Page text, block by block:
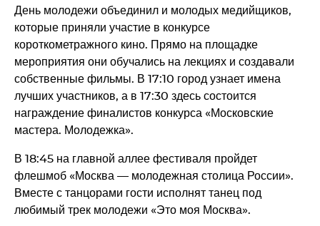
День молодежи объединил и молодых медийщиков,
которые приняли участие в конкурсе
короткометражного кино. Прямо на площадке
мероприятия они обучались на лекциях и создавали
собственные фильмы. В 17:10 город узнает имена
лучших участников, а в 17:30 здесь состоится
награждение финалистов конкурса «Московские
мастера. Молодежка».
В 18:45 на главной аллее фестиваля пройдет
флешмоб «Москва — молодежная столица России».
Вместе с танцорами гости исполнят танец под
любимый трек молодежи «Это моя Москва».